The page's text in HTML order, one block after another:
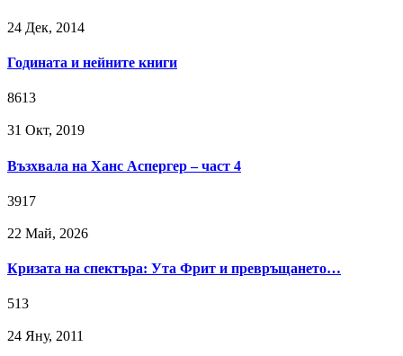
24 Дек, 2014
Годината и нейните книги
8613
31 Окт, 2019
Възхвала на Ханс Аспергер – част 4
3917
22 Май, 2026
Кризата на спектъра: Ута Фрит и превръщането…
513
24 Яну, 2011